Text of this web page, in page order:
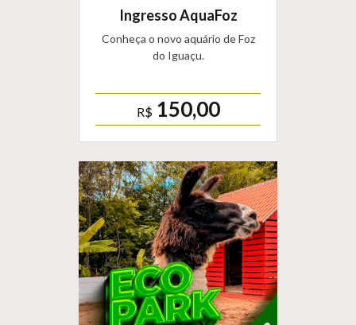
Ingresso AquaFoz
Conheça o novo aquário de Foz
do Iguaçu.
R$150,00